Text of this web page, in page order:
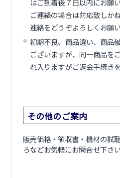
はご到着後７日以内にお願
ご連絡の場合は対応致しか
連絡をどうぞよろしくお願
初期不良、商品違い、商品
ございますが、同一商品を
れ入りますがご返金手続き
その他のご案内
販売価格・領収書・機材の試
ろなどお気軽にお問合せ下さい